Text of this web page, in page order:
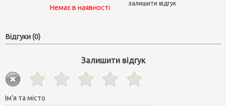
Немає в наявності
залишити відгук
Відгуки (0)
Залишити відгук
Ім’я та місто